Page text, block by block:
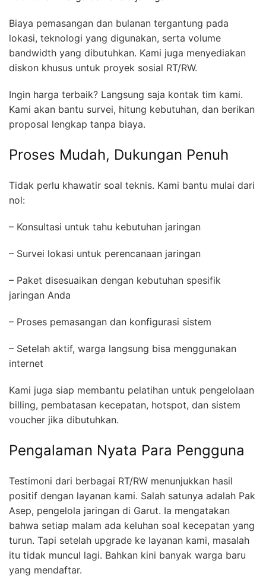
Biaya pemasangan dan bulanan tergantung pada
lokasi, teknologi yang digunakan, serta volume
bandwidth yang dibutuhkan. Kami juga menyediakan
diskon khusus untuk proyek sosial RT/RW.
Ingin harga terbaik? Langsung saja kontak tim kami.
Kami akan bantu survei, hitung kebutuhan, dan berikan
proposal lengkap tanpa biaya.
Proses Mudah, Dukungan Penuh
Tidak perlu khawatir soal teknis. Kami bantu mulai dari
nol:
– Konsultasi untuk tahu kebutuhan jaringan
– Survei lokasi untuk perencanaan jaringan
– Paket disesuaikan dengan kebutuhan spesifik
jaringan Anda
– Proses pemasangan dan konfigurasi sistem
– Setelah aktif, warga langsung bisa menggunakan
internet
Kami juga siap membantu pelatihan untuk pengelolaan
billing, pembatasan kecepatan, hotspot, dan sistem
voucher jika dibutuhkan.
Pengalaman Nyata Para Pengguna
Testimoni dari berbagai RT/RW menunjukkan hasil
positif dengan layanan kami. Salah satunya adalah Pak
Asep, pengelola jaringan di Garut. Ia mengatakan
bahwa setiap malam ada keluhan soal kecepatan yang
turun. Tapi setelah upgrade ke layanan kami, masalah
itu tidak muncul lagi. Bahkan kini banyak warga baru
yang mendaftar.